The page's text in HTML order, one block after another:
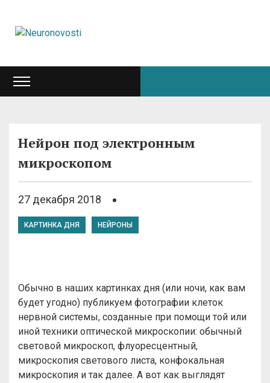
Нейрон под электронным
микроскопом
27 декабря 2018
КАРТИНКА ДНЯ НЕЙРОНЫ
Обычно в наших картинках дня (или ночи, как вам
будет угодно) публикуем фотографии клеток
нервной системы, созданные при помощи той или
иной техники оптической микроскопии: обычный
световой микроскоп, флуоресцентный,
микроскопия светового листа, конфокальная
микроскопия и так далее. А вот как выглядят